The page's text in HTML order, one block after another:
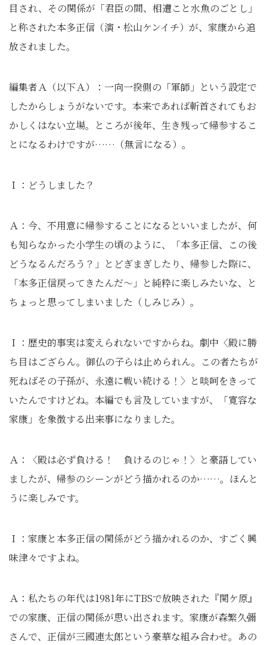
目され、その関係が「君臣の間、相遭こと水魚のごとし」
と称された本多正信（演・松山ケンイチ）が、家康から追
放されました。
編集者Ａ（以下Ａ）：一向一揆側の「軍師」という設定で
したからしょうがないです。本来であれば斬首されてもお
かしくはない立場。ところが後年、生き残って帰参するこ
とになるわけですが……（無言になる）。
Ｉ：どうしました？
Ａ：今、不用意に帰参することになるといいましたが、何
も知らなかった小学生の頃のように、「本多正信、この後
どうなるんだろう？」とどぎまぎしたり、帰参した際に、
「本多正信戻ってきたんだ～」と純粋に楽しみたいな、と
ちょっと思ってしまいました（しみじみ）。
Ｉ：歴史的事実は変えられないですからね。劇中〈殿に勝
ち目はござらん。御仏の子らは止められん。この者たちが
死ねばその子孫が、永遠に戦い続ける！〉と啖呵をきって
いたんですけどね。本編でも言及していますが、「寛容な
家康」を象徴する出来事になりました。
Ａ：〈殿は必ず負ける！ 負けるのじゃ！〉と豪語してい
ましたが、帰参のシーンがどう描かれるのか……。ほんと
うに楽しみです。
Ｉ：家康と本多正信の関係がどう描かれるのか、すごく興
味津々ですよね。
Ａ：私たちの年代は1981年にTBSで放映された『関ケ原』
での家康、正信の関係が思い出されます。家康が森繁久彌
さんで、正信が三國連太郎という豪華な組み合わせ。あの